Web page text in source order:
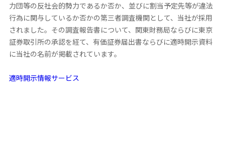
力団等の反社会的勢力であるか否か、並びに割当予定先等が違法
行為に関与しているか否かの第三者調査機関として、当社が採用
されました。その調査報告書について、関東財務局ならびに東京
証券取引所の承認を経て、有価証券届出書ならびに適時開示資料
に当社の名前が掲載されています。
適時開示情報サービス